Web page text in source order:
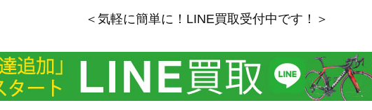
＜気軽に簡単に！LINE買取受付中です！＞